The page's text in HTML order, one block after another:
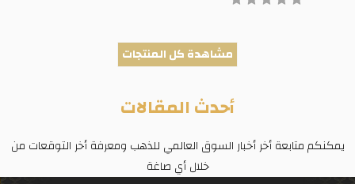
مشاهدة كل المنتجات
أحدث المقالات
يمكنكم متابعة أخر أخبار السوق العالمي للذهب ومعرفة أخر التوقعات من
خلال أي صاغة